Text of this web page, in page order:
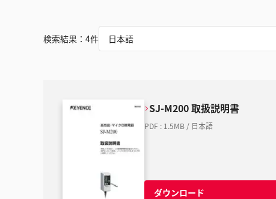
検索結果： 4件 日本語
SJ-M200 取扱説明書
PDF : 1.5MB / 日本語
ダウンロード